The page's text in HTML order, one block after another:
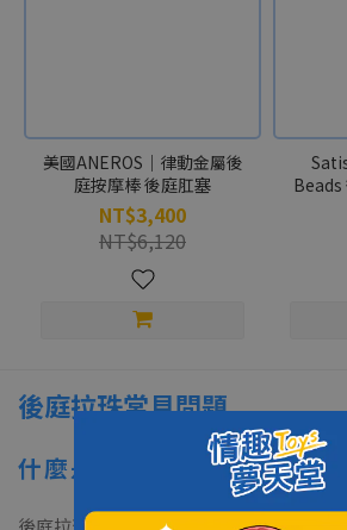
美國ANEROS｜律動金屬後
庭按摩棒 後庭肛塞
NT$3,400
NT$6,120
Beads
後庭拉珠常見問題
什麼是後庭拉珠？和肛塞有